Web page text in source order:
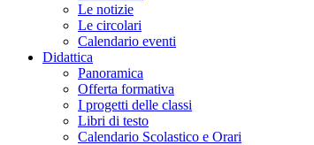
Le notizie
Le circolari
Calendario eventi
Didattica
Panoramica
Offerta formativa
I progetti delle classi
Libri di testo
Calendario Scolastico e Orari